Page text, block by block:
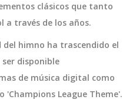
clásicos que tanto
a través de los años.
himno ha trascendido el
disponible
de música digital como
League Theme'.